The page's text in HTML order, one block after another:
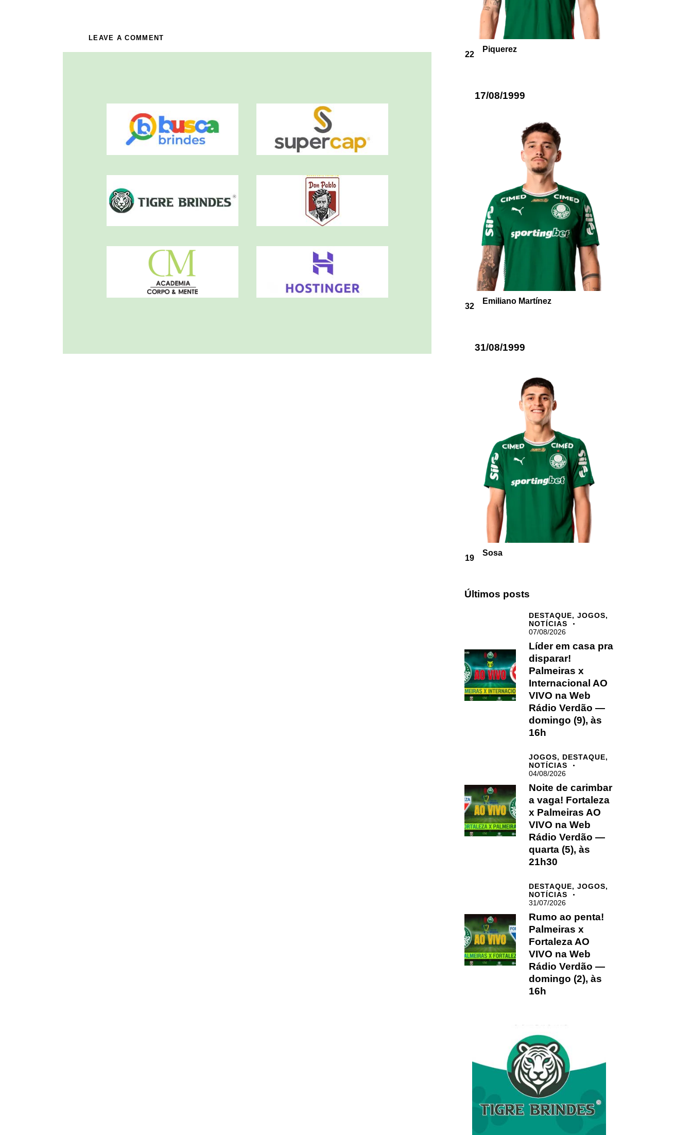
22
Piquerez
17/08/1999
32
Emiliano Martínez
31/08/1999
19
Sosa
Últimos posts
DESTAQUE,JOGOS,
NOTÍCIAS
07/08/2026
Líder em casa pra
disparar!
Palmeiras x
Internacional AO
VIVO na Web
Rádio Verdão —
domingo (9), às
16h
JOGOS, DESTAQUE,
NOTÍCIAS
04/08/2026
Noite de carimbar
a vaga! Fortaleza
x Palmeiras AO
VIVO na Web
Rádio Verdão —
quarta (5), às
21h30
DESTAQUE,JOGOS,
NOTÍCIAS
31/07/2026
Rumo ao penta!
Palmeiras x
Fortaleza AO
VIVO na Web
Rádio Verdão —
domingo (2), às
16h